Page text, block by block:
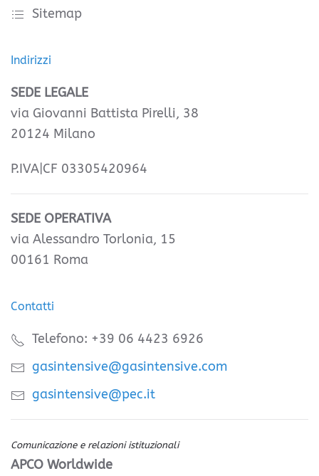
Sitemap
Indirizzi
SEDE LEGALE
via Giovanni Battista Pirelli, 38
20124 Milano
P.IVA|CF 03305420964
SEDE OPERATIVA
via Alessandro Torlonia, 15
00161 Roma
Contatti
Telefono: +39 06 4423 6926
gasintensive@gasintensive.com
gasintensive@pec.it
Comunicazione e relazioni istituzionali
APCO Worldwide